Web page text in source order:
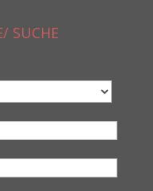
SUCHE